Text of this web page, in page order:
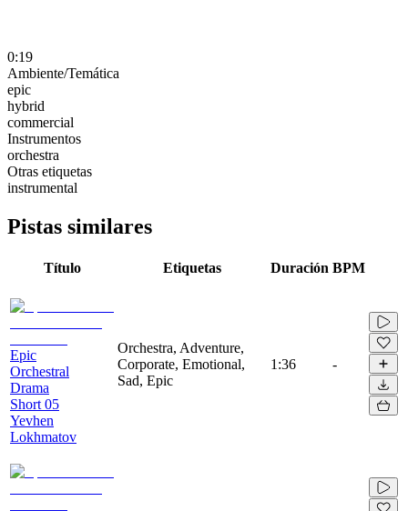
0:19
Ambiente/Temática
epic
hybrid
commercial
Instrumentos
orchestra
Otras etiquetas
instrumental
Pistas similares
Título Etiquetas Duración BPM
Epic
Orchestral
Drama
Short 05
Yevhen
Lokhmatov
Orchestra, Adventure,
Corporate, Emotional,
Sad, Epic
1:36 -